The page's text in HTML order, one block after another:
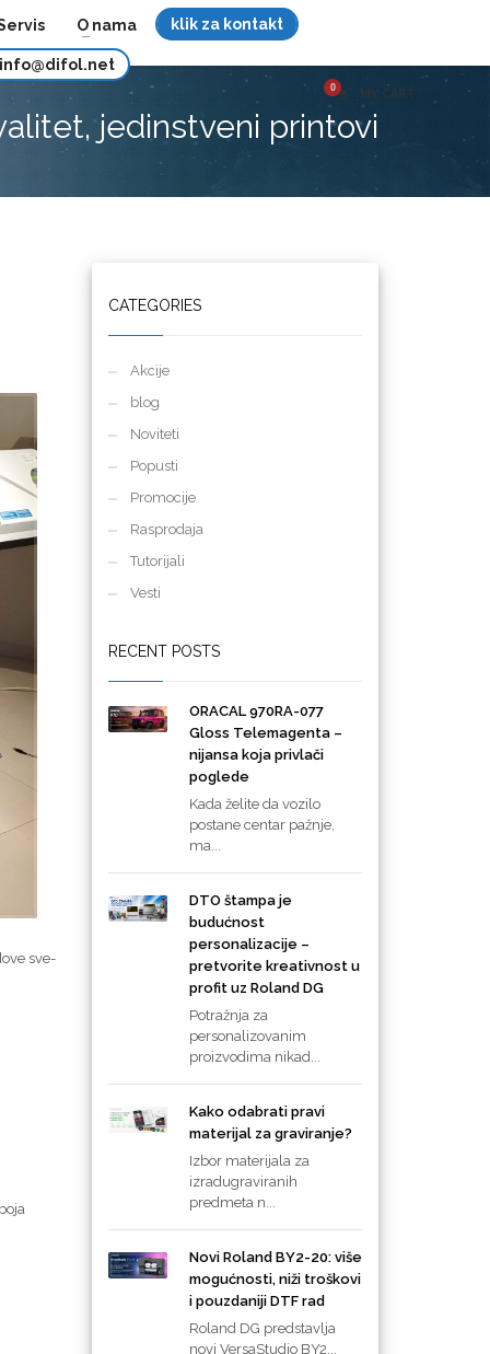
O nama klik za kontakt
info@difol.net
MY CART
jedinstveni printovi
sve-
CATEGORIES
Akcije
blog
Noviteti
Popusti
Promocije
Rasprodaja
Tutorijali
Vesti
RECENT POSTS
ORACAL 970RA-077
Gloss Telemagenta –
nijansa koja privlači
poglede
Kada želite da vozilo
postane centar pažnje,
ma...
DTO štampa je
budućnost
personalizacije –
pretvorite kreativnost u
profit uz Roland DG
Potražnja za
personalizovanim
proizvodima nikad...
Kako odabrati pravi
materijal za graviranje?
Izbor materijala za
izradugraviranih
predmeta n...
Novi Roland BY2-20: više
mogućnosti, niži troškovi
i pouzdaniji DTF rad
Roland DG predstavlja
novi VersaStudio BY2...